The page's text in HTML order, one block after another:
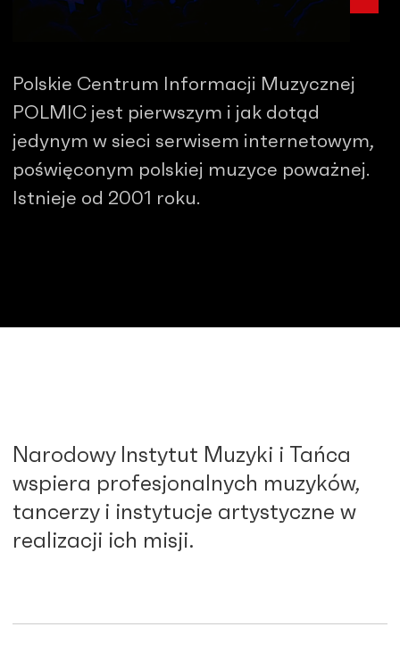
Polskie Centrum Informacji Muzycznej
POLMIC jest pierwszym i jak dotąd
jedynym w sieci serwisem internetowym,
poświęconym polskiej muzyce poważnej.
Istnieje od 2001 roku.
Narodowy Instytut Muzyki i Tańca
wspiera profesjonalnych muzyków,
tancerzy i instytucje artystyczne w
realizacji ich misji.